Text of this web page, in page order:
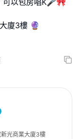
可以包房唱K🎤🎀
廈3樓 🔮
光商業大廈3樓